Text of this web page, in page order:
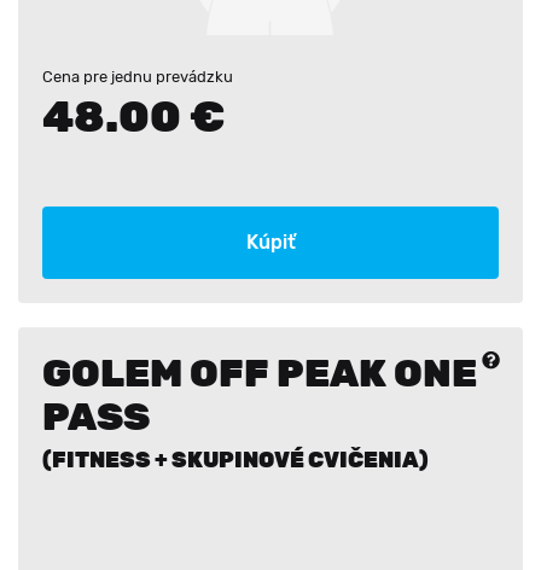
Cena pre jednu prevádzku
48.00 €
Kúpiť
GOLEM OFF PEAK ONE
PASS
(FITNESS + SKUPINOVÉ CVIČENIA)